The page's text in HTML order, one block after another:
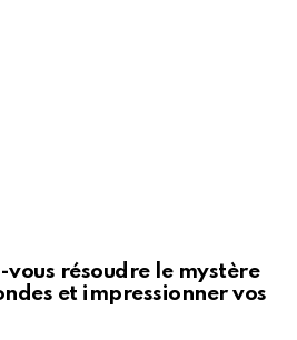
vous résoudre le mystère
et impressionner vos